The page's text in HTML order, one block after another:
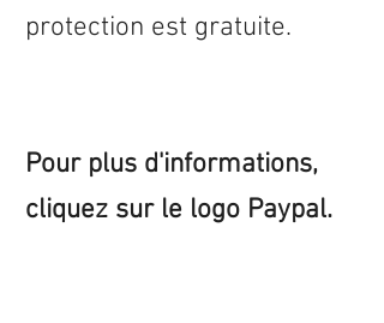
protection est gratuite.
Pour plus d'informations,
cliquez sur le logo Paypal.